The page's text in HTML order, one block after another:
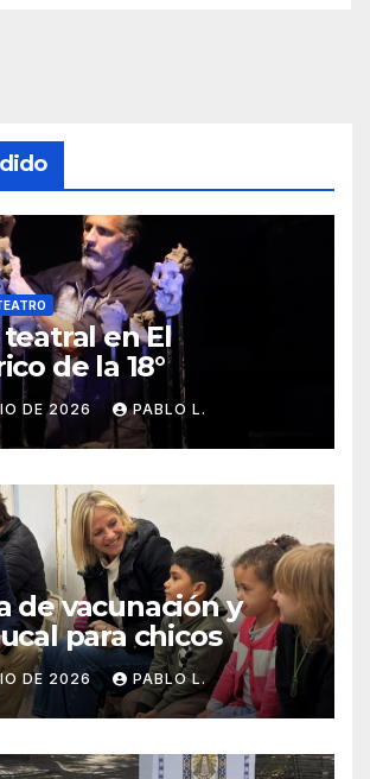
en El
de la 18°
DE 2026 PABLO L.
de vacunación y
para chicos
DE 2026 PABLO L.